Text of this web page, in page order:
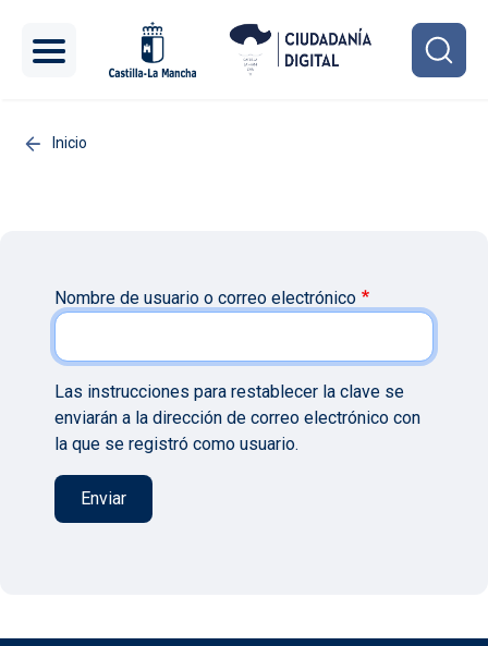
Inicio
Nombre de usuario o correo electrónico
Las instrucciones para restablecer la clave se
enviarán a la dirección de correo electrónico con
la que se registró como usuario.